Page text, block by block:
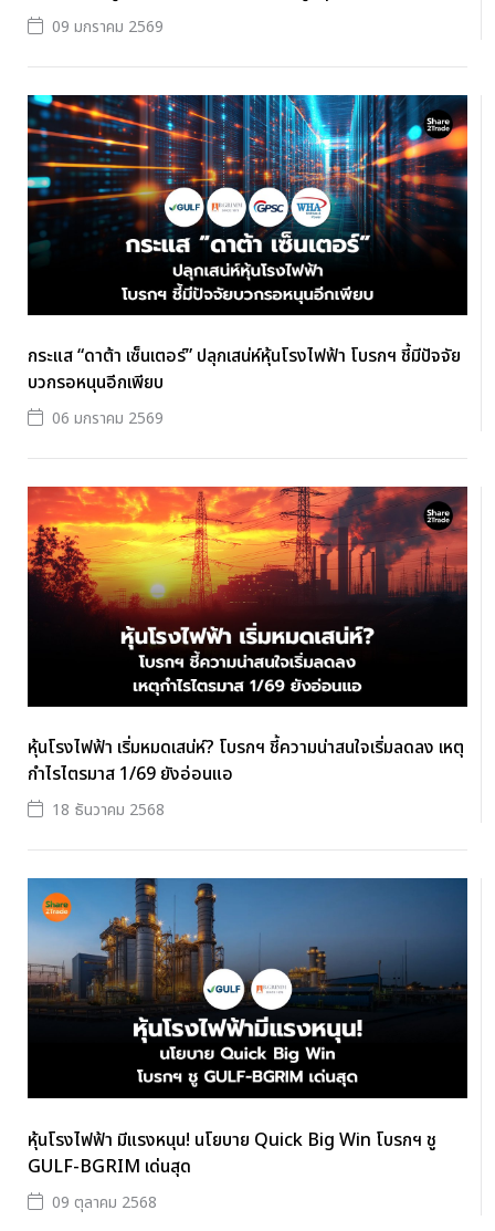
09 มกราคม 2569
กระแส “ดาต้า เซ็นเตอร์” ปลุกเสน่ห์หุ้นโรงไฟฟ้า โบรกฯ ชี้มีปัจจัย
บวกรอหนุนอีกเพียบ
06 มกราคม 2569
หุ้นโรงไฟฟ้า เริ่มหมดเสน่ห์? โบรกฯ ชี้ความน่าสนใจเริ่มลดลง เหตุ
กำไรไตรมาส 1/69 ยังอ่อนแอ
18 ธันวาคม 2568
หุ้นโรงไฟฟ้า มีแรงหนุน! นโยบาย Quick Big Win โบรกฯ ชู
GULF-BGRIM เด่นสุด
09 ตุลาคม 2568